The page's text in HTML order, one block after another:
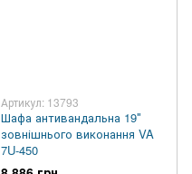
Артикул: 13793
Шафа антивандальна 19″
зовнішнього виконання VA
7U-450